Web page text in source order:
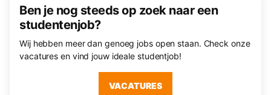
Ben je nog steeds op zoek naar een
studentenjob?
Wij hebben meer dan genoeg jobs open staan. Check onze
vacatures en vind jouw ideale studentjob!
VACATURES